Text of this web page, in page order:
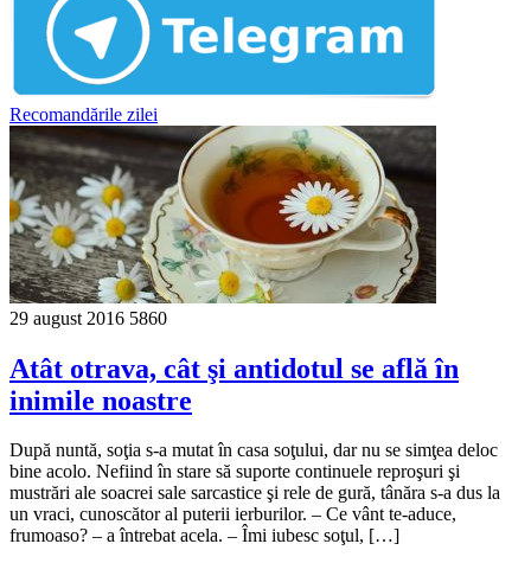
Recomandările zilei
29 august 2016 5860
Atât otrava, cât şi antidotul se află în
inimile noastre
După nuntă, soţia s‑a mutat în casa soţului, dar nu se simţea deloc
bine acolo. Nefiind în stare să suporte continuele reproşuri şi
mustrări ale soacrei sale sarcastice şi rele de gură, tânăra s‑a dus la
un vraci, cunoscător al puterii ierburilor. – Ce vânt te‑aduce,
frumoaso? – a întrebat acela. – Îmi iubesc soţul, […]